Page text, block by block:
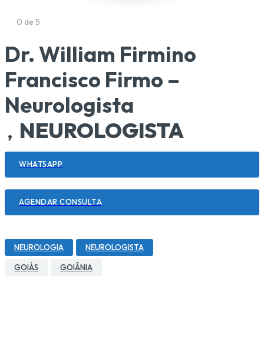
0 de 5
Dr. William Firmino
Francisco Firmo –
Neurologista
, NEUROLOGISTA
WHATSAPP
AGENDAR CONSULTA
NEUROLOGIA NEUROLOGISTA
GOIÁS GOIÂNIA